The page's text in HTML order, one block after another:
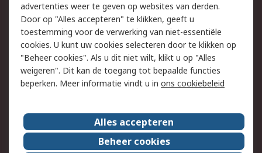
Wettelijk
Cookiebeleid
Email veiligheid
Privacybeleid
Websitevoorwaarden
Algemene
verkoopvoorwaarden
Over RS
RS Group
Over ons
advertenties weer te geven op websites van derden.
Door op "Alles accepteren" te klikken, geeft u
toestemming voor de verwerking van niet-essentiële
cookies. U kunt uw cookies selecteren door te klikken op
"Beheer cookies". Als u dit niet wilt, klikt u op "Alles
weigeren". Dit kan de toegang tot bepaalde functies
beperken. Meer informatie vindt u in ons cookiebeleid
Alles accepteren
Beheer cookies